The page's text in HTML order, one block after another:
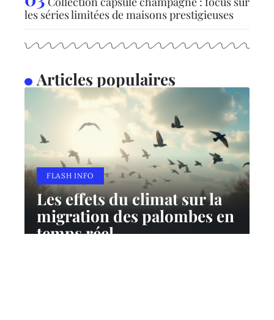
les séries limitées de maisons prestigieuses
Articles populaires
FLASH INFO
Les effets du climat sur la
migration des palombes en
temps réel